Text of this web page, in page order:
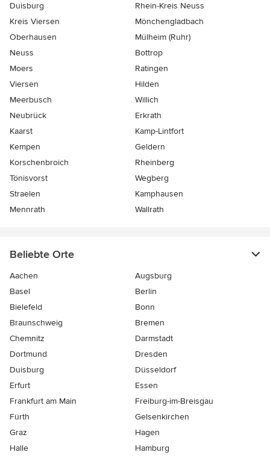
Duisburg
Rhein-Kreis Neuss
Kreis Viersen
Mönchengladbach
Oberhausen
Mülheim (Ruhr)
Neuss
Bottrop
Moers
Ratingen
Viersen
Hilden
Meerbusch
Willich
Neubrück
Erkrath
Kaarst
Kamp-Lintfort
Kempen
Geldern
Korschenbroich
Rheinberg
Tönisvorst
Wegberg
Straelen
Kamphausen
Mennrath
Wallrath
Beliebte Orte
Aachen
Augsburg
Basel
Berlin
Bielefeld
Bonn
Braunschweig
Bremen
Chemnitz
Darmstadt
Dortmund
Dresden
Duisburg
Düsseldorf
Erfurt
Essen
Frankfurt am Main
Freiburg-im-Breisgau
Fürth
Gelsenkirchen
Graz
Hagen
Halle
Hamburg